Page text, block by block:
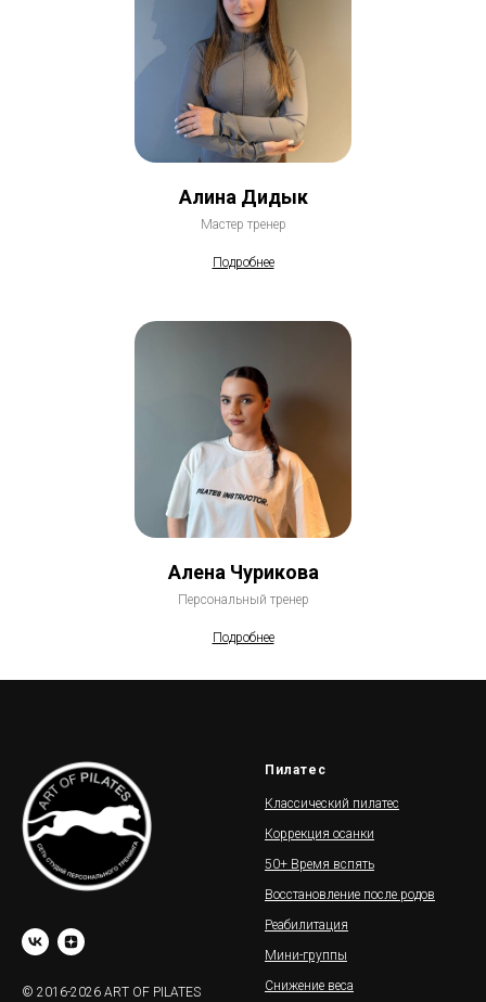
Алина Дидык
Мастер тренер
Подробнее
Алена Чурикова
Персональный тренер
Подробнее
© 2016-2026 ART OF PILATES
Пилатес
Классический пилатес
Коррекция осанки
50+ Время вспять
Восстановление после родов
Реабилитация
Мини-группы
Снижение веса